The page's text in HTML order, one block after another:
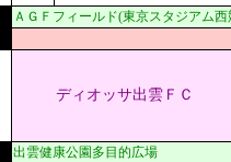
ＡＧＦフィールド(東京スタジアム西
ディオッサ出雲ＦＣ
出雲健康公園多目的広場